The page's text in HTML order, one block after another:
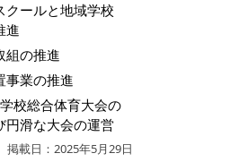
ールと地域学校
進
組の推進
事業の推進
校総合体育大会の
円滑な大会の運営
掲載日：2025年5月29日